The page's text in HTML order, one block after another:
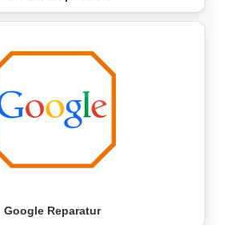
Google Reparatur